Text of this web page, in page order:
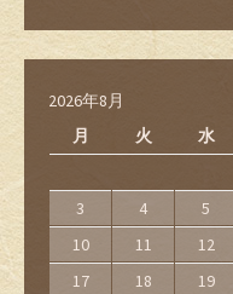
2026年8月
月
火 水
3
4 5
10
11 12
17
18 19